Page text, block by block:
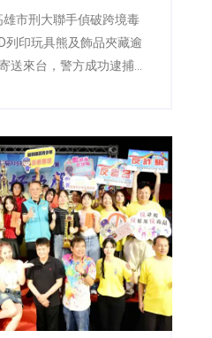
市刑大聯手偵破跨境毒
列印玩具熊及飾品夾藏逾
送來台，警方成功逮捕2